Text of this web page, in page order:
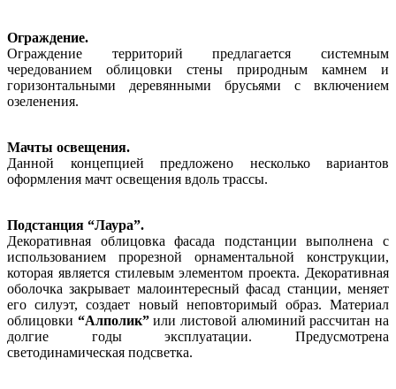
Ограждение.
Ограждение территорий предлагается системным
чередованием облицовки стены природным камнем и
горизонтальными деревянными брусьями с включением
озеленения.
Мачты освещения.
Данной концепцией предложено несколько вариантов
оформления мачт освещения вдоль трассы.
Подстанция “Лаура”.
Декоративная облицовка фасада подстанции выполнена с
использованием прорезной орнаментальной конструкции,
которая является стилевым элементом проекта. Декоративная
оболочка закрывает малоинтересный фасад станции, меняет
его силуэт, создает новый неповторимый образ. Материал
облицовки “Алполик”или листовой алюминий рассчитан на
долгие годы эксплуатации. Предусмотрена
светодинамическая подсветка.